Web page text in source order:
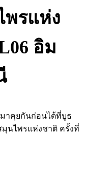
พรแห่ง
อิม
มาคุยกันก่อนได้ที่บูธ
มุนไพรแห่งชาติ ครั้งที่